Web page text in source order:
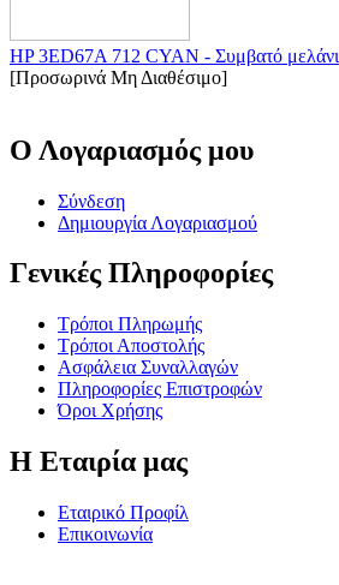
HP 3ED67A 712 CYAN - Συμβατό μελάνι
[Προσωρινά Μη Διαθέσιμο]
Ο Λογαριασμός μου
Σύνδεση
Δημιουργία Λογαριασμού
Γενικές Πληροφορίες
Τρόποι Πληρωμής
Τρόποι Αποστολής
Ασφάλεια Συναλλαγών
Πληροφορίες Επιστροφών
Όροι Χρήσης
Η Εταιρία μας
Εταιρικό Προφίλ
Επικοινωνία